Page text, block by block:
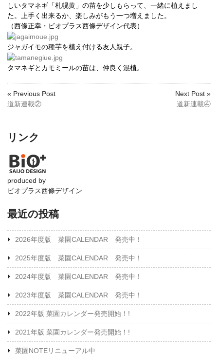
しいタマネギ「札幌黄」の苗を少しもらって、一緒に植えまし
た。上手く出来るか、楽しみがもう一つ増えました。
（西條正幸・ビオプラス西條デザイン代表）
ジャガイモの種芋を植え付ける友人親子。
タマネギとカモミールの苗は、仲良く混植。
« Previous Post
道新連載②
Next Post »
道新連載④
リンク
produced by
ビオプラス西條デザイン
最近の投稿
2026年度版 菜園CALENDAR 発売中！
2025年度版 菜園CALENDAR 発売中！
2024年度版 菜園CALENDAR 発売中！
2023年度版 菜園CALENDAR 発売中！
2022年版 菜園カレンダー発売開始！!
2021年版 菜園カレンダー発売開始！!
菜園NOTEリニューアル中